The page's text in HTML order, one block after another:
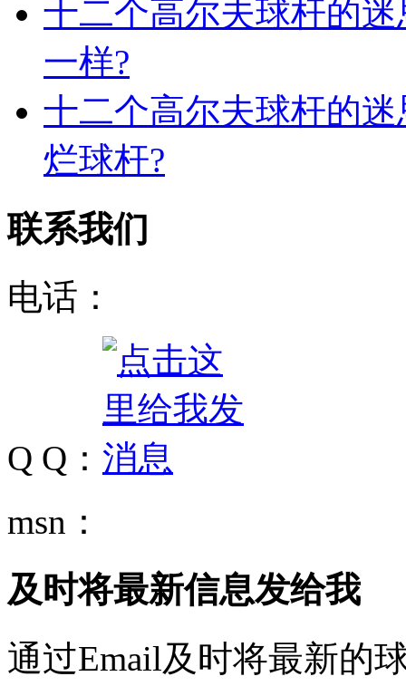
十二个高尔夫球杆的
一样?
十二个高尔夫球杆的
烂球杆?
联系我们
电话：
Q Q：
msn：
及时将最新信息发给我
通过Email及时将最新的